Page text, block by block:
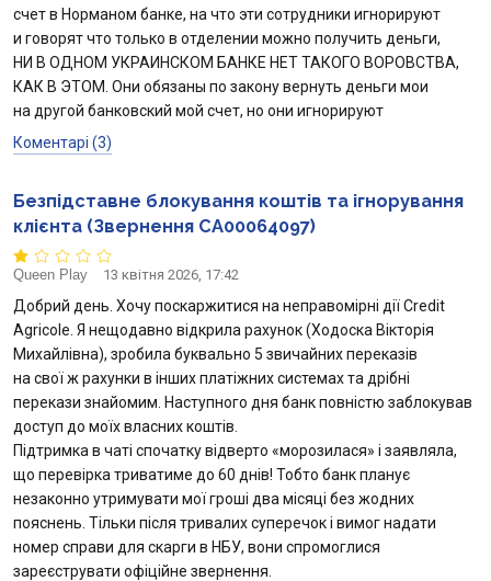
счет в Норманом банке, на что эти сотрудники игнорируют
и говорят что только в отделении можно получить деньги,
НИ В ОДНОМ УКРАИНСКОМ БАНКЕ НЕТ ТАКОГО ВОРОВСТВА,
КАК В ЭТОМ. Они обязаны по закону вернуть деньги мои
на другой банковский мой счет, но они игнорируют
Коментарі (3)
Безпідставне блокування коштів та ігнорування
клієнта (Звернення CA00064097)
Queen Play 13 квітня 2026, 17:42
Добрий день. Хочу поскаржитися на неправомірні дії Credit
Agricole. Я нещодавно відкрила рахунок (Ходоска Вікторія
Михайлівна), зробила буквально 5 звичайних переказів
на свої ж рахунки в інших платіжних системах та дрібні
перекази знайомим. Наступного дня банк повністю заблокував
доступ до моїх власних коштів.
​Підтримка в чаті спочатку відверто «морозилася» і заявляла,
що перевірка триватиме до 60 днів! Тобто банк планує
незаконно утримувати мої гроші два місяці без жодних
пояснень. Тільки після тривалих суперечок і вимог надати
номер справи для скарги в НБУ, вони спромоглися
зареєструвати офіційне звернення.